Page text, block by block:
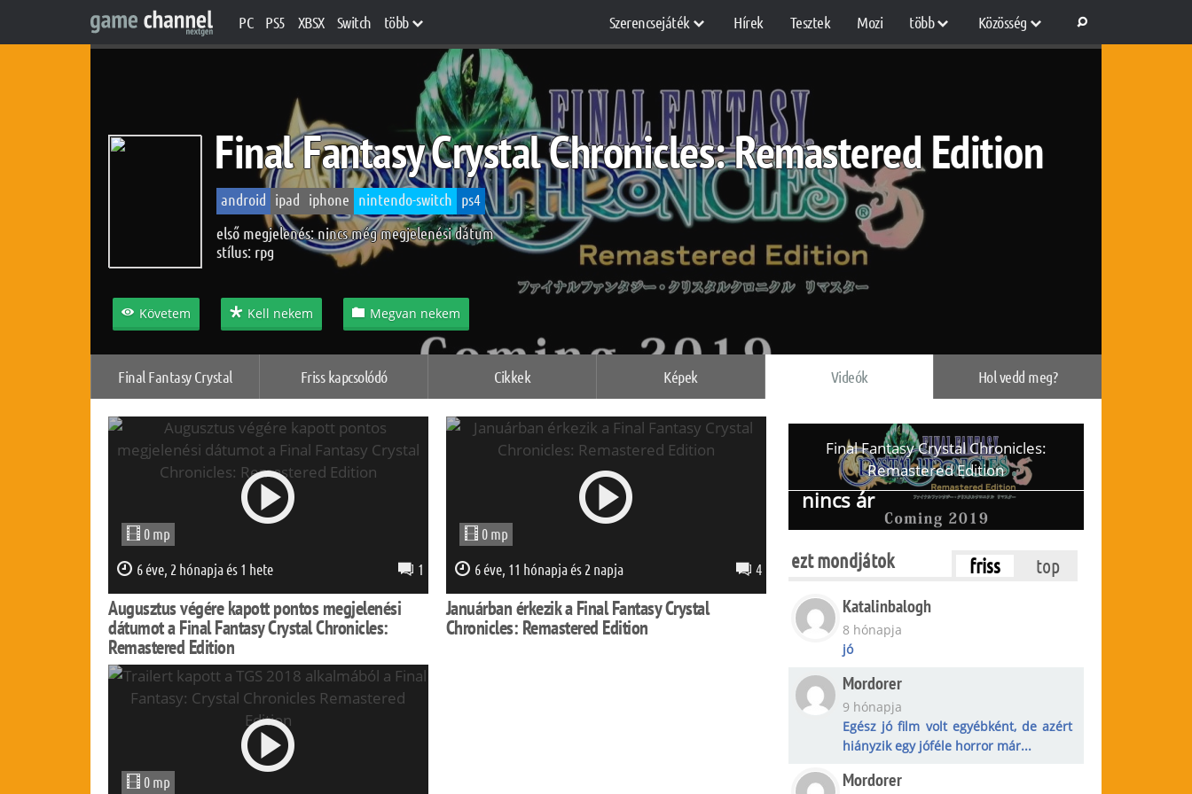
PC PS5 XBSX Switch több Szerencsejáték Hírek Tesztek Mozi több Közösség
Final Fantasy Crystal Chronicles: Remastered Edition
Final Fantasy Crystal
Chronicles: Remastered
Edition
Friss kapcsolódó Cikkek Képek Videók Hol vedd meg?
android ipad iphone nintendo-switch ps4
első megjelenés: nincs még megjelenési dátum
stílus: rpg
Követem Kell nekem Megvan nekem
0 mp
6 éve, 2 hónapja és 1 hete
1
Augusztus végére kapott pontos megjelenési
dátumot a Final Fantasy Crystal Chronicles:
Remastered Edition
0 mp
6 éve, 11 hónapja és 2 napja
4
Januárban érkezik a Final Fantasy Crystal
Chronicles: Remastered Edition
0 mp
Final Fantasy Crystal Chronicles:
Remastered Edition
nincs ár
ezt mondjátok friss
top
Katalinbalogh
8 hónapja
jó
Mordorer
9 hónapja
Egész jó film volt egyébként, de azért
hiányzik egy jóféle horror már...
Mordorer